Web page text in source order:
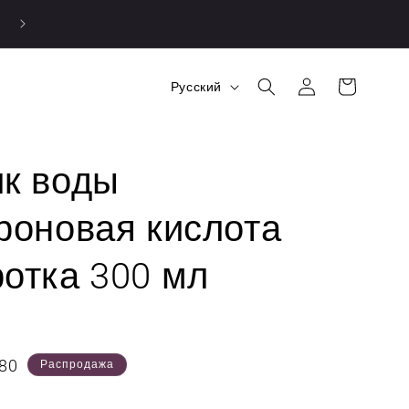
ЯРусский Войти Корзина
воды
кислота
300 мл
Распродажа